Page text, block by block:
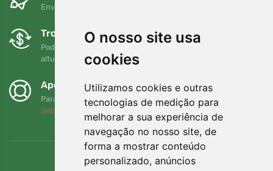
O nosso site usa
cookies
Utilizamos cookies e outras
tecnologias de medição para
melhorar a sua experiência de
navegação no nosso site, de
forma a mostrar conteúdo
personalizado, anúncios
Envio gratuito para encomendas superiores a 80 EUR
Trocas e devoluções gratuitas
Pode devolver ou trocar a sua encomenda em qualquer
altura no prazo de 90 dias
Apoiamos a Trees.org
Para cada encomenda plantamos uma árvore! Leia mais
Sobre nós